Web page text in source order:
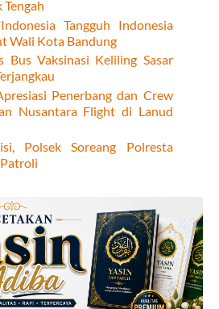
Tangguh Indonesia
Wali Kota Bandung
Bus Vaksinasi Keliling Sasar
Penerbang dan Crew
Nusantara Flight di Lanud
Polsek Soreang Polresta